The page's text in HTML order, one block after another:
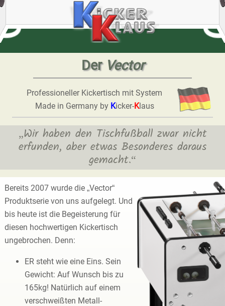
Der Vector
Professioneller Kickertisch mit System
Made in Germany by Kicker-Klaus
„Wir haben den Tischfußball zwar nicht
erfunden, aber etwas Besonderes daraus
gemacht.“
Bereits 2007 wurde die „Vector“
Produktserie von uns aufgelegt. Und
bis heute ist die Begeisterung für
diesen hochwertigen Kickertisch
ungebrochen. Denn:
ER steht wie eine Eins. Sein
Gewicht: Auf Wunsch bis zu
165kg! Natürlich auf einem
verschweißten Metall-